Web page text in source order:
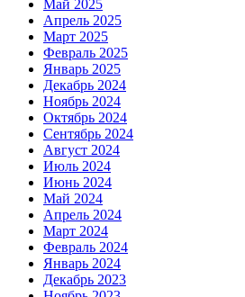
Май 2025
Апрель 2025
Март 2025
Февраль 2025
Январь 2025
Декабрь 2024
Ноябрь 2024
Октябрь 2024
Сентябрь 2024
Август 2024
Июль 2024
Июнь 2024
Май 2024
Апрель 2024
Март 2024
Февраль 2024
Январь 2024
Декабрь 2023